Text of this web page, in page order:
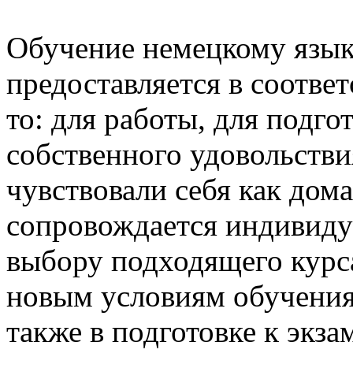
Обучение немецкому
предоставляется в
то: для работы, для
собственного
чувствовали себя как
сопровождается
выбору подходящего
новым условиям
также в подготовке к